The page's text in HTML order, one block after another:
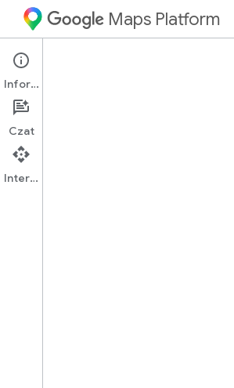
Maps Platform
Mobility Services
Przegląd
Informacje
Czat
Interfejs API